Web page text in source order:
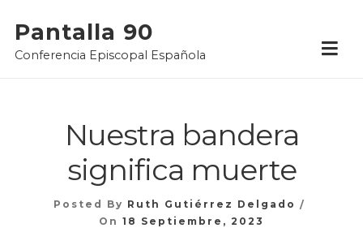
content
Pantalla 90
Conferencia Episcopal Española
Nuestra bandera
significa muerte
Posted By Ruth Gutiérrez Delgado
On 18 Septiembre, 2023